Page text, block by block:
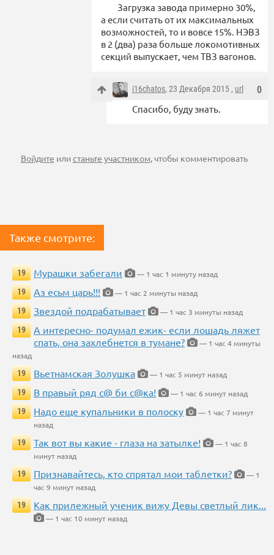
Загрузка завода примерно 30%,
а если считать от их максимальных
возможностей, то и вовсе 15%. НЭВЗ
в 2 (два) раза больше локомотивных
секций выпускает, чем ТВЗ вагонов.
0
i16chatos, 23 Декабря 2015 , url
Спасибо, буду знать.
Войдите илистаньте участником, чтобы комментировать
Также смотрите:
19 Мурашки забегали
— 1 час 1 минуту назад
19
Аз есьм царь!!!
— 1 час 2 минуты назад
19
Звездой подрабатывает
— 1 час 3 минуты назад
19
А интересно- подумал ежик- если лошадь ляжет
спать, она захлебнется в тумане?
— 1 час 4 минуты
назад
19
Вьетнамская Золушка
— 1 час 5 минут назад
19
В правый ряд с@ би с@ка!
— 1 час 6 минут назад
19
Надо еще купальники в полоску
— 1 час 7 минут
назад
19
Так вот вы какие - глаза на затылке!
— 1 час 8
минут назад
19
Признавайтесь, кто спрятал мои таблетки?
— 1
час 9 минут назад
19
Как прилежный ученик вижу Девы светлый лик...
— 1 час 10 минут назад